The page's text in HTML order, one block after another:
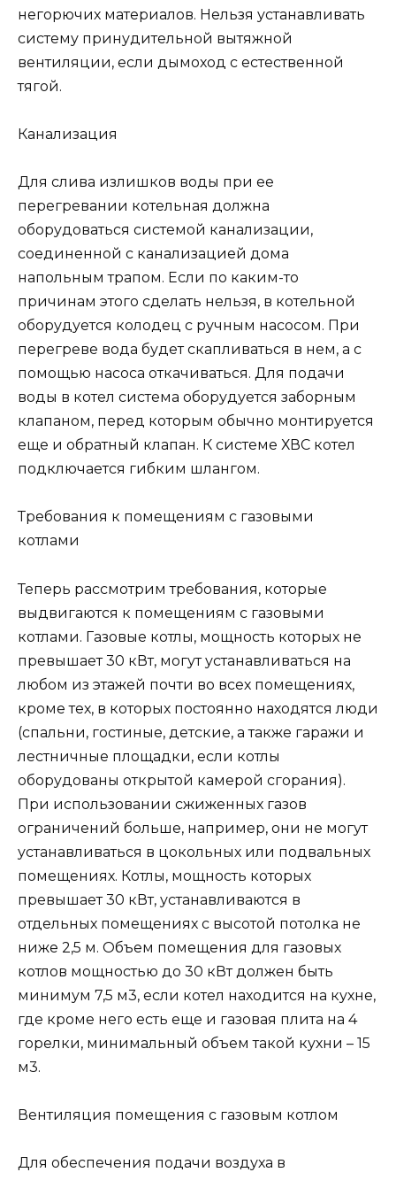
негорючих материалов. Нельзя устанавливать
систему принудительной вытяжной
вентиляции, если дымоход с естественной
тягой.
Канализация
Для слива излишков воды при ее
перегревании котельная должна
оборудоваться системой канализации,
соединенной с канализацией дома
напольным трапом. Если по каким-то
причинам этого сделать нельзя, в котельной
оборудуется колодец с ручным насосом. При
перегреве вода будет скапливаться в нем, а с
помощью насоса откачиваться. Для подачи
воды в котел система оборудуется заборным
клапаном, перед которым обычно монтируется
еще и обратный клапан. К системе ХВС котел
подключается гибким шлангом.
Требования к помещениям с газовыми
котлами
Теперь рассмотрим требования, которые
выдвигаются к помещениям с газовыми
котлами. Газовые котлы, мощность которых не
превышает 30 кВт, могут устанавливаться на
любом из этажей почти во всех помещениях,
кроме тех, в которых постоянно находятся люди
(спальни, гостиные, детские, а также гаражи и
лестничные площадки, если котлы
оборудованы открытой камерой сгорания).
При использовании сжиженных газов
ограничений больше, например, они не могут
устанавливаться в цокольных или подвальных
помещениях. Котлы, мощность которых
превышает 30 кВт, устанавливаются в
отдельных помещениях с высотой потолка не
ниже 2,5 м. Объем помещения для газовых
котлов мощностью до 30 кВт должен быть
минимум 7,5 м3, если котел находится на кухне,
где кроме него есть еще и газовая плита на 4
горелки, минимальный объем такой кухни – 15
м3.
Вентиляция помещения с газовым котлом
Для обеспечения подачи воздуха в